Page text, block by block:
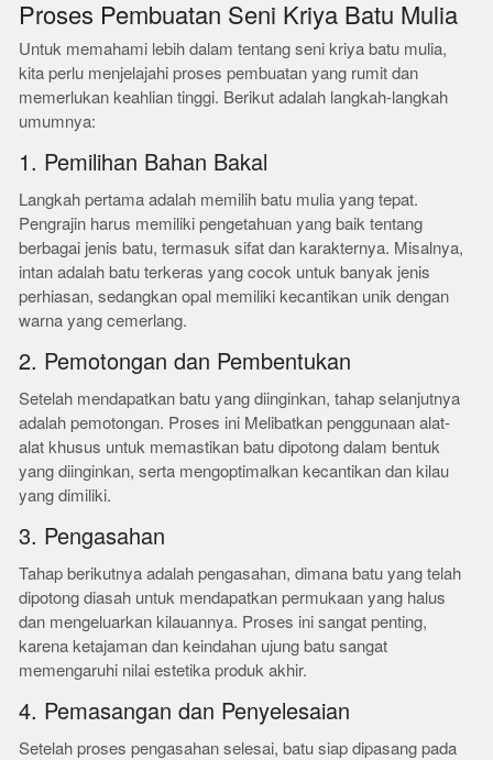
Proses Pembuatan Seni Kriya Batu Mulia
Untuk memahami lebih dalam tentang seni kriya batu mulia,
kita perlu menjelajahi proses pembuatan yang rumit dan
memerlukan keahlian tinggi. Berikut adalah langkah-langkah
umumnya:
1. Pemilihan Bahan Bakal
Langkah pertama adalah memilih batu mulia yang tepat.
Pengrajin harus memiliki pengetahuan yang baik tentang
berbagai jenis batu, termasuk sifat dan karakternya. Misalnya,
intan adalah batu terkeras yang cocok untuk banyak jenis
perhiasan, sedangkan opal memiliki kecantikan unik dengan
warna yang cemerlang.
2. Pemotongan dan Pembentukan
Setelah mendapatkan batu yang diinginkan, tahap selanjutnya
adalah pemotongan. Proses ini Melibatkan penggunaan alat-
alat khusus untuk memastikan batu dipotong dalam bentuk
yang diinginkan, serta mengoptimalkan kecantikan dan kilau
yang dimiliki.
3. Pengasahan
Tahap berikutnya adalah pengasahan, dimana batu yang telah
dipotong diasah untuk mendapatkan permukaan yang halus
dan mengeluarkan kilauannya. Proses ini sangat penting,
karena ketajaman dan keindahan ujung batu sangat
memengaruhi nilai estetika produk akhir.
4. Pemasangan dan Penyelesaian
Setelah proses pengasahan selesai, batu siap dipasang pada